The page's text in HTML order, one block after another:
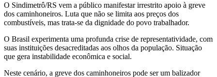
O Sindimetrô/RS vem a público manifestar irrestrito apoio à greve
dos caminhoneiros. Luta que não se limita aos preços dos
combustíveis, mas trata-se da dignidade do povo trabalhador.
O Brasil experimenta uma profunda crise de representatividade, com
suas instituições desacreditadas aos olhos da população. Situação
que gera instabilidade econômica e social.
Neste cenário, a greve dos caminhoneiros pode ser um balizador